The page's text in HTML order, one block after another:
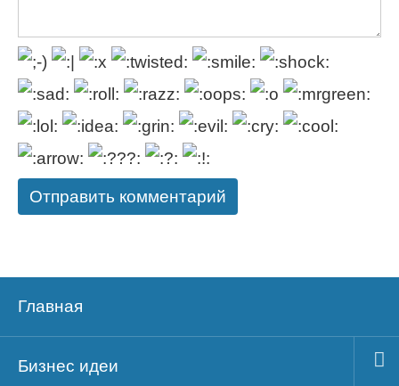
Главная
Бизнес идеи